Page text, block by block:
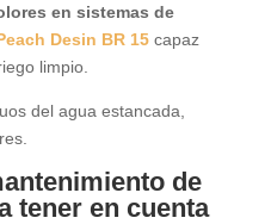
en sistemas de
Desin BR 15capaz
limpio.
del agua estancada,
de
tener en cuenta